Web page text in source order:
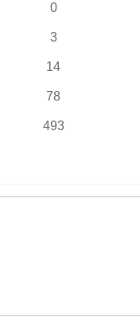
0
3
14
78
493